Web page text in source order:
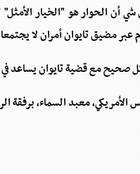
أن الحوار هو "الخيار
عبر مضيق تايوان أمران لا
صحيح مع قضية تايوان يساعد في
الأمريكي، معبد السماء، برفقة